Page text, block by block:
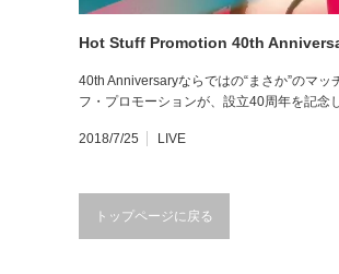
Hot Stuff Promotion 40th
40th Anniversaryならではの“まさか”のマ
フ・プロモーションが、設立40周年を記念
2018/7/25 LIVE
トップページに戻る